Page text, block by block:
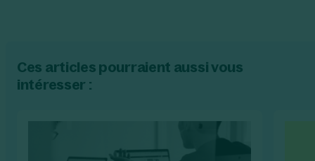
Ces articles pourraient aussi vous
intéresser :